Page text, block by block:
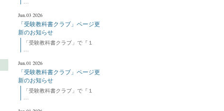
Jun.03 2026
「受験教科書クラブ」ページ更
新のお知らせ
「受験教科書クラブ」で『１
Jun.01 2026
「受験教科書クラブ」ページ更
新のお知らせ
「受験教科書クラブ」で『１